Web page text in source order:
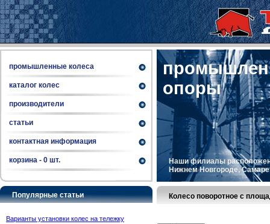
опоры
Наши филиалы
Нижнем Новгороде,
промышленные колеса
каталог колес
производители
статьи
контактная информация
корзина - 0 шт.
Колесо поворотное с
Популярные статьи
Варианты установки колес на тележку